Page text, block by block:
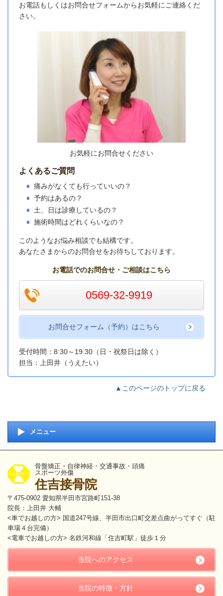
お電話もしくはお問合せフォームからお気軽にご連絡くだ
さい。
お気軽にお問合せください
よくあるご質問
痛みがなくても行っていいの？
予約はあるの？
土、日は診療しているの？
施術時間はどれくらいなの？
このようなお悩み相談でも結構です。
あなたさまからのお問合せをお待ちしております。
お電話でのお問合せ・ご相談はこちら
0569-32-9919
お問合せフォーム（予約）はこちら
受付時間：8:30～19:30（日・祝祭日は除く）
担当：上田井（うえたい）
▲このページのトップに戻る
メニュー
骨盤矯正・自律神経・交通事故・頭痛
スポーツ外傷
住吉接骨院
〒475-0902 愛知県半田市宮路町151-38
院長：上田井 大輔
<車でお越しの方> 国道247号線、半田市出口町交差点曲がってすぐ（駐
車場４台完備）
<電車でお越しの方> 名鉄河和線「住吉町駅」徒歩１分
当院へのアクセス
当院の特徴・方針